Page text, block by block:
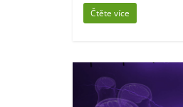
Čtěte více